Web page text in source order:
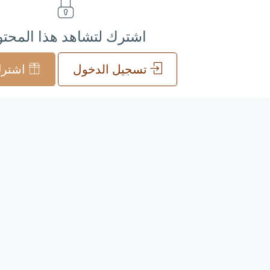
اشترك لتشاهد هذا
تسجيل الدخول